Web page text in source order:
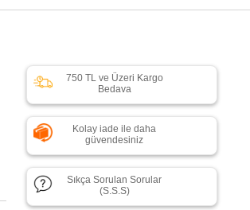
750 TL ve Üzeri Kargo
Bedava
Kolay iade ile daha
güvendesiniz
Sıkça Sorulan Sorular
(S.S.S)